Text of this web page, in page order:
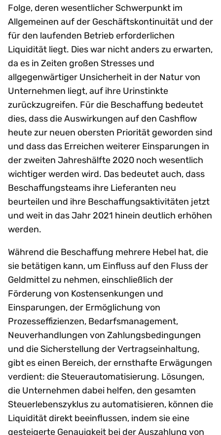
Folge, deren wesentlicher Schwerpunkt im
Allgemeinen auf der Geschäftskontinuität und der
für den laufenden Betrieb erforderlichen
Liquidität liegt. Dies war nicht anders zu erwarten,
da es in Zeiten großen Stresses und
allgegenwärtiger Unsicherheit in der Natur von
Unternehmen liegt, auf ihre Urinstinkte
zurückzugreifen. Für die Beschaffung bedeutet
dies, dass die Auswirkungen auf den Cashflow
heute zur neuen obersten Priorität geworden sind
und dass das Erreichen weiterer Einsparungen in
der zweiten Jahreshälfte 2020 noch wesentlich
wichtiger werden wird. Das bedeutet auch, dass
Beschaffungsteams ihre Lieferanten neu
beurteilen und ihre Beschaffungsaktivitäten jetzt
und weit in das Jahr 2021 hinein deutlich erhöhen
werden.
Während die Beschaffung mehrere Hebel hat, die
sie betätigen kann, um Einfluss auf den Fluss der
Geldmittel zu nehmen, einschließlich der
Förderung von Kostensenkungen und
Einsparungen, der Ermöglichung von
Prozesseffizienzen, Bedarfsmanagement,
Neuverhandlungen von Zahlungsbedingungen
und die Sicherstellung der Vertragseinhaltung,
gibt es einen Bereich, der ernsthafte Erwägungen
verdient: die Steuerautomatisierung. Lösungen,
die Unternehmen dabei helfen, den gesamten
Steuerlebenszyklus zu automatisieren, können die
Liquidität direkt beeinflussen, indem sie eine
gesteigerte Genauigkeit bei der Auszahlung von